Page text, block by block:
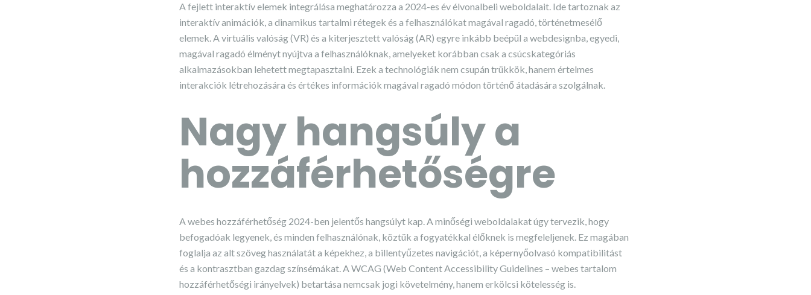
A fejlett interaktív elemek integrálása meghatározza a 2024-es év élvonalbeli weboldalait. Ide tartoznak az
interaktív animációk, a dinamikus tartalmi rétegek és a felhasználókat magával ragadó, történetmesélő
elemek. A virtuális valóság (VR) és a kiterjesztett valóság (AR) egyre inkább beépül a webdesignba, egyedi,
magával ragadó élményt nyújtva a felhasználóknak, amelyeket korábban csak a csúcskategóriás
alkalmazásokban lehetett megtapasztalni. Ezek a technológiák nem csupán trükkök, hanem értelmes
interakciók létrehozására és értékes információk magával ragadó módon történő átadására szolgálnak.
Nagy hangsúly a
hozzáférhetőségre
A webes hozzáférhetőség 2024-ben jelentős hangsúlyt kap. A minőségi weboldalakat úgy tervezik, hogy
befogadóak legyenek, és minden felhasználónak, köztük a fogyatékkal élőknek is megfeleljenek. Ez magában
foglalja az alt szöveg használatát a képekhez, a billentyűzetes navigációt, a képernyőolvasó kompatibilitást
és a kontrasztban gazdag színsémákat. A WCAG (Web Content Accessibility Guidelines – webes tartalom
hozzáférhetőségi irányelvek) betartása nemcsak jogi követelmény, hanem erkölcsi kötelesség is.